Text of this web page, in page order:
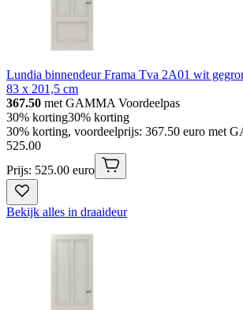
Lundia binnendeur Frama Tva 2A01 wit
83 x 201,5 cm
367.50 met GAMMA Voordeelpas
30% korting30% korting
30% korting, voordeelprijs: 367.50 euro met
525.00
Prijs: 525.00 euro
Bekijk alles in draaideur